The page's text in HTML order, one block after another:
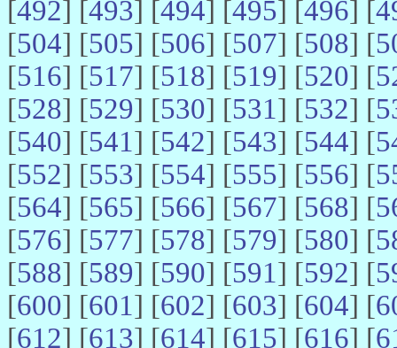
[492] [493] [494] [495] [496] [
[504] [505] [506] [507] [508] [
[516] [517] [518] [519] [520] [
[528] [529] [530] [531] [532] [
[540] [541] [542] [543] [544] [
[552] [553] [554] [555] [556] [
[564] [565] [566] [567] [568] [
[576] [577] [578] [579] [580] [
[588] [589] [590] [591] [592] [
[600] [601] [602] [603] [604] [
[612] [613] [614] [615] [616] [